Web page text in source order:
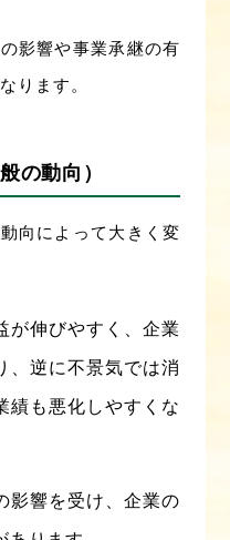
影響や事業承継の有
ります。
の動向）
向によって大きく変
が伸びやすく、企業
、逆に不景気では消
績も悪化しやすくな
影響を受け、企業の